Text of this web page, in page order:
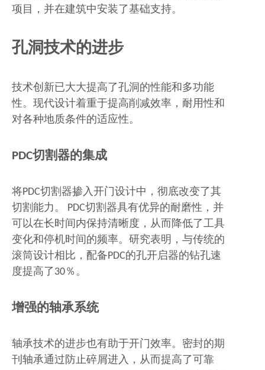
项目，并在建筑中安装了基础支持。
孔洞技术的进步
技术创新已大大提高了孔洞的性能和多功能
性。现代设计着重于提高削减效率，耐用性和
对各种地质条件的适应性。
PDC切割器的集成
将PDC切割器掺入开门设计中，彻底改变了其
切割能力。 PDC切割器具有优异的耐磨性，并
可以在长时间内保持清晰度，从而降低了工具
变化和停机时间的频率。研究表明，与传统的
滚筒设计相比，配备PDC的孔开启器的钻孔速
度提高了30％。
增强的轴承系统
轴承技术的进步也有助于开门效率。密封的期
刊轴承通过防止碎屑进入，从而提高了可靠